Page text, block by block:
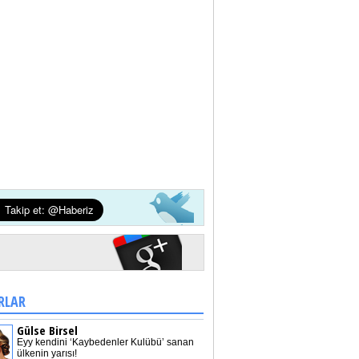
Gülse Birsel
Eyy kendini ‘Kaybedenler Kulübü’ sanan
ülkenin yarısı!